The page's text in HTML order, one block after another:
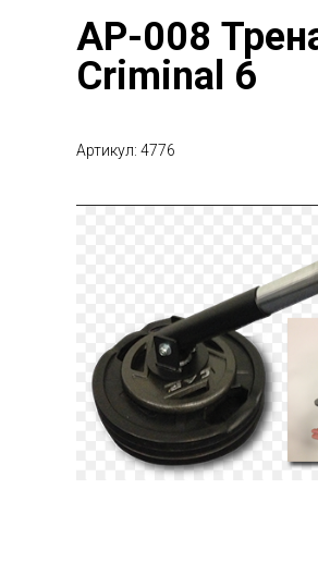
AP-008 Тренажер
Criminal 6
Артикул: 4776